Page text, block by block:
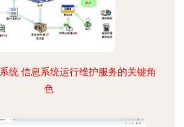
统 信息系统运行维护服务的关键角
色